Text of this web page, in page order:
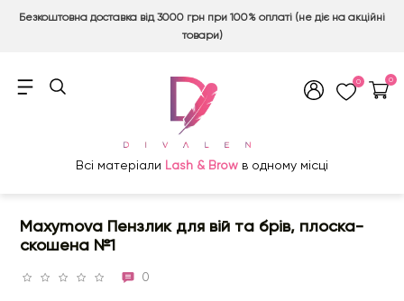
Безкоштовна доставка від 3000 грн при 100% оплаті (не діє на акційні
товари)
0 0
Всі матеріали Lash & Brow в одному місці
Maxymova Пензлик для вій та брів, плоска-
скошена №1
0